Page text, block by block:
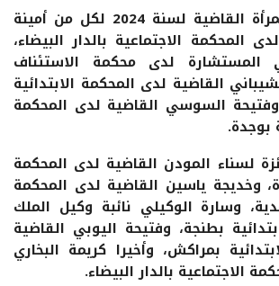
وتم منح جائزة المرأة القاضية لسنة 2024 لكل من أمينة
المحكمة الاجتماعية بالدار البيضاء،
المستشارة لدى محكمة الاستئناف
القاضية لدى المحكمة الابتدائية
وفتيحة السوسي القاضية لدى المحكمة
بوجدة.
لسناء المودن القاضية لدى المحكمة
وخديجة ياسين القاضية لدى المحكمة
وسارة الوكيلي نائبة وكيل الملك
بطنجة، وفتيحة اليوبي القاضية
بمراكش، وأخيرا كريمة البخاري
الاجتماعية بالدار البيضاء.